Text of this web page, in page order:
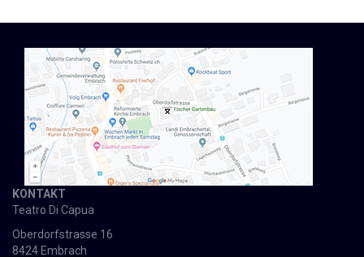
KONTAKT
Teatro Di Capua
Oberdorfstrasse 16
8424 Embrach